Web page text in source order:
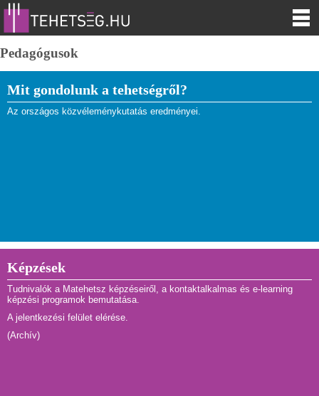
Pedagógusok
Mit gondolunk a tehetségről?
Az országos közvéleménykutatás eredményei.
Képzések
Tudnivalók a Matehetsz képzéseiről, a kontaktalkalmas és e-learning
képzési programok bemutatása.
A jelentkezési felület elérése.
(Archív)